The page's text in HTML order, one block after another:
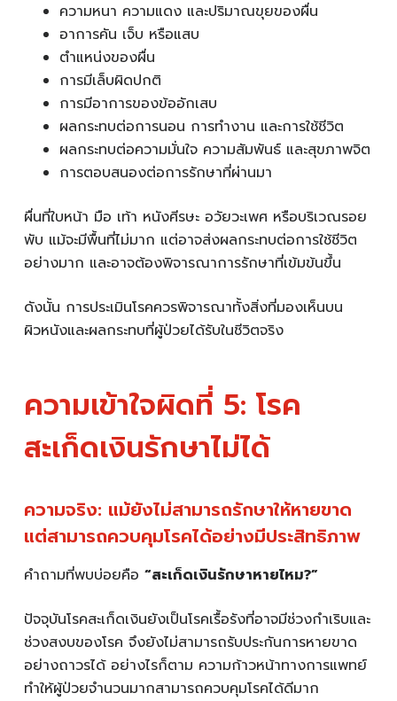
ความหนา ความแดง และปริมาณขุยของผื่น
อาการคัน เจ็บ หรือแสบ
ตำแหน่งของผื่น
การมีเล็บผิดปกติ
การมีอาการของข้ออักเสบ
ผลกระทบต่อการนอน การทำงาน และการใช้ชีวิต
ผลกระทบต่อความมั่นใจ ความสัมพันธ์ และสุขภาพจิต
การตอบสนองต่อการรักษาที่ผ่านมา
ผื่นที่ใบหน้า มือ เท้า หนังศีรษะ อวัยวะเพศ หรือบริเวณรอย
พับ แม้จะมีพื้นที่ไม่มาก แต่อาจส่งผลกระทบต่อการใช้ชีวิต
อย่างมาก และอาจต้องพิจารณาการรักษาที่เข้มข้นขึ้น
ดังนั้น การประเมินโรคควรพิจารณาทั้งสิ่งที่มองเห็นบน
ผิวหนังและผลกระทบที่ผู้ป่วยได้รับในชีวิตจริง
ความเข้าใจผิดที่ 5: โรค
สะเก็ดเงินรักษาไม่ได้
ความจริง: แม้ยังไม่สามารถรักษาให้หายขาด
แต่สามารถควบคุมโรคได้อย่างมีประสิทธิภาพ
คำถามที่พบบ่อยคือ “สะเก็ดเงินรักษาหายไหม?”
ปัจจุบันโรคสะเก็ดเงินยังเป็นโรคเรื้อรังที่อาจมีช่วงกำเริบและ
ช่วงสงบของโรค จึงยังไม่สามารถรับประกันการหายขาด
อย่างถาวรได้ อย่างไรก็ตาม ความก้าวหน้าทางการแพทย์
ทำให้ผู้ป่วยจำนวนมากสามารถควบคุมโรคได้ดีมาก